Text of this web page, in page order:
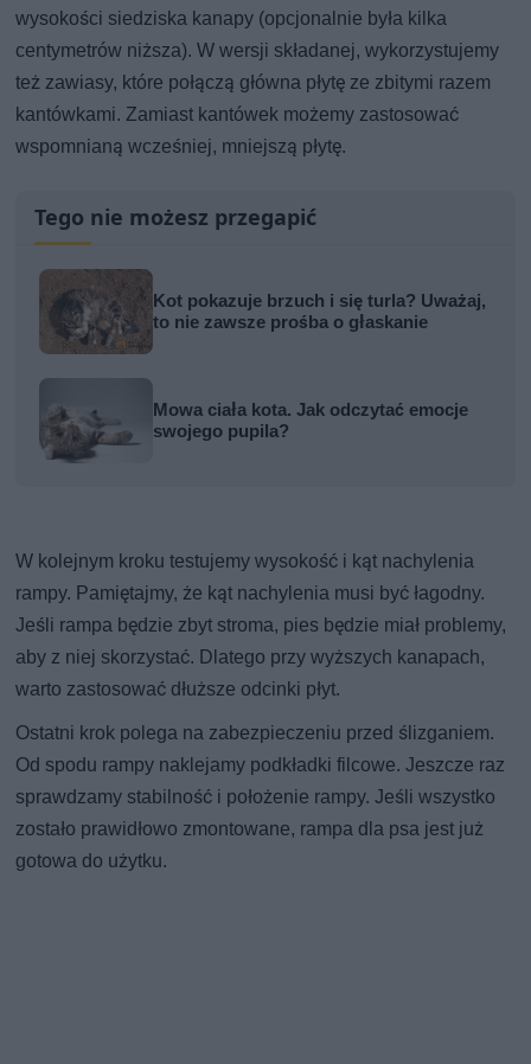
wysokości siedziska kanapy (opcjonalnie była kilka
centymetrów niższa). W wersji składanej, wykorzystujemy
też zawiasy, które połączą główna płytę ze zbitymi razem
kantówkami. Zamiast kantówek możemy zastosować
wspomnianą wcześniej, mniejszą płytę.
Tego nie możesz przegapić
Kot pokazuje brzuch i się turla? Uważaj,
to nie zawsze prośba o głaskanie
Mowa ciała kota. Jak odczytać emocje
swojego pupila?
W kolejnym kroku testujemy wysokość i kąt nachylenia
rampy. Pamiętajmy, że kąt nachylenia musi być łagodny.
Jeśli rampa będzie zbyt stroma, pies będzie miał problemy,
aby z niej skorzystać. Dlatego przy wyższych kanapach,
warto zastosować dłuższe odcinki płyt.
Ostatni krok polega na zabezpieczeniu przed ślizganiem.
Od spodu rampy naklejamy podkładki filcowe. Jeszcze raz
sprawdzamy stabilność i położenie rampy. Jeśli wszystko
zostało prawidłowo zmontowane, rampa dla psa jest już
gotowa do użytku.